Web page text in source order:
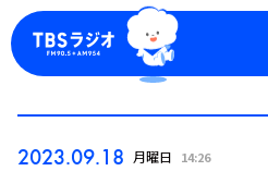
2023.09.18 月曜日 14:26